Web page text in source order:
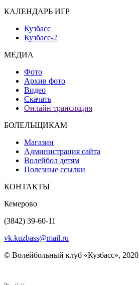
КАЛЕНДАРЬ ИГР
Кузбасс
Кузбасс-2
МЕДИА
Фото
Архив фото
Видео
Скачать
Онлайн трансляция
БОЛЕЛЬЩИКАМ
Магазин
Администрация сайта
Волейбол детям
Полезные ссылки
КОНТАКТЫ
Кемерово
(3842) 39-60-11
vk.kuzbass@mail.ru
© Волейбольный клуб «Кузбасс», 2020